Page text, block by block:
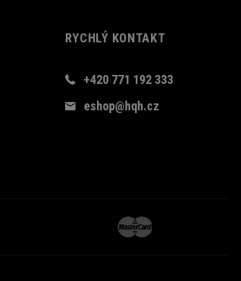
RYCHLÝ KONTAKT
+420 771 192 333
eshop@hqh.cz